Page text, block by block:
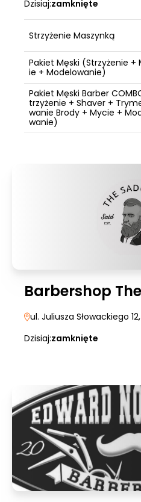
Dzisiaj:zamknięte
Strzyżenie Maszynką
Pakiet Męski (Strzyżenie +
ie + Modelowanie)
Pakiet Męski Barber
trzyżenie + Shaver +
wanie Brody + Mycie +
wanie)
Barbershop
ul. Juliusza Słowackiego 12
Dzisiaj:zamknięte